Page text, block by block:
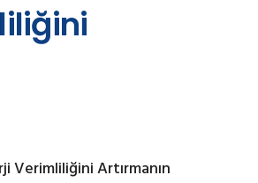
Verimliliğini Artırmanın